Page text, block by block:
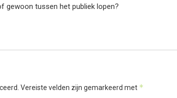
gewoon tussen het publiek lopen?
Vereiste velden zijn gemarkeerd met *